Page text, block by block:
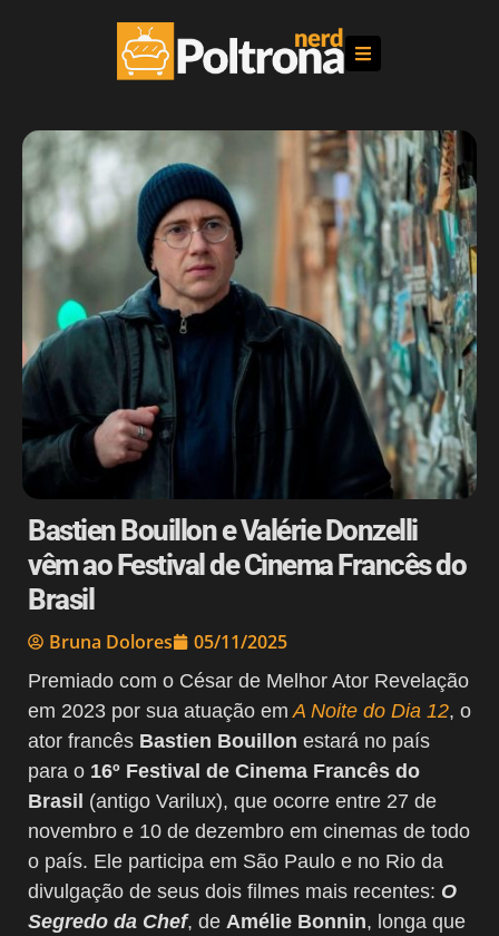
Bastien Bouillon e Valérie Donzelli
vêm ao Festival de Cinema Francês do
Brasil
Bruna Dolores 05/11/2025
Premiado com o César de Melhor Ator Revelação
em 2023 por sua atuação em A Noite do Dia 12, o
ator francês Bastien Bouillon estará no país
para o 16º Festival de Cinema Francês do
Brasil (antigo Varilux), que ocorre entre 27 de
novembro e 10 de dezembro em cinemas de todo
o país. Ele participa em São Paulo e no Rio da
divulgação de seus dois filmes mais recentes: O
Segredo da Chef, de Amélie Bonnin, longa que